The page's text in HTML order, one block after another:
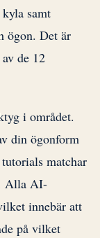
samt
ögon. Det är
de 12
i området.
din ögonform
matchar
Alla AI-
innebär att
på vilket